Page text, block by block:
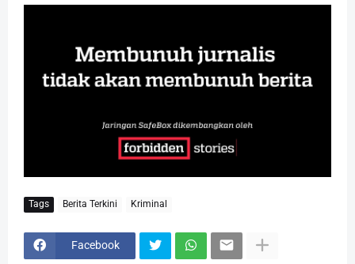
Tags Berita Terkini Kriminal
Facebook